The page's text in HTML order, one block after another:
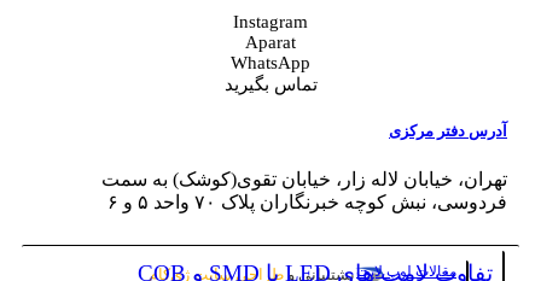
مقالات لوپ لایت
تفاوت لامپ های LED با SMD و COB
Instagram
Aparat
WhatsApp
تماس بگیرید
آدرس دفتر مرکزی
تهران، خیابان لاله‌ زار، خیابان تقوی(کوشک) به سمت
فردوسی، نبش کوچه خبرنگاران پلاک ۷۰ واحد ۵ و ۶
پشتیبانی وطراحی سایتژی‌کام